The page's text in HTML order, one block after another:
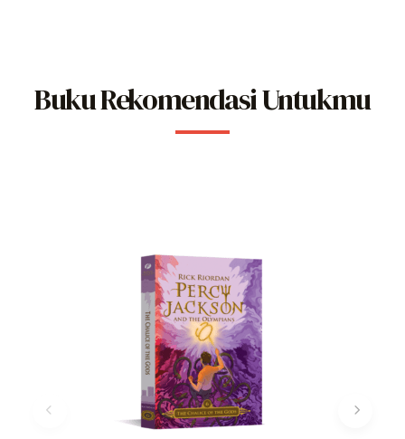
Buku Rekomendasi Untukmu